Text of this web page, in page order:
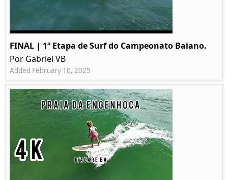
FINAL | 1ª Etapa de Surf do Campeonato Baiano.
Por Gabriel VB
Added February 10, 2025